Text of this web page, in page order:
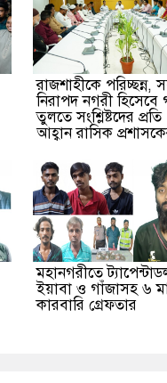
রাজশাহীকে
নিরাপদ নগরী হিসেবে
তুলতে সংশ্লিষ্টদের প্রতি
আহ্বান রাসিক
মহানগরীতে
ইয়াবা ও গাঁজাসহ ৬
কারবারি গ্রেফতার